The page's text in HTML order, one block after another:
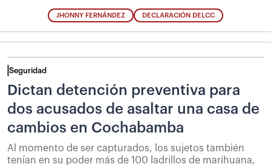
JHONNY FERNÁNDEZ DECLARACIÓN DELCC
Seguridad
Dictan detención preventiva para
dos acusados de asaltar una casa de
cambios en Cochabamba
Al momento de ser capturados, los sujetos también
tenían en su poder más de 100 ladrillos de marihuana,